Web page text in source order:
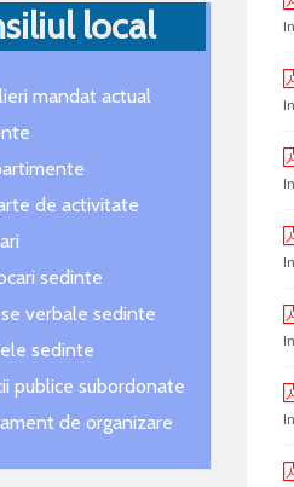
local
mandat actual
de activitate
sedinte
verbale sedinte
sedinte
publice subordonate
de organizare